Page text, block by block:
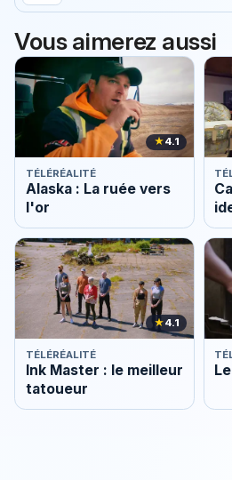
Vous aimerez aussi
★4.1
TÉLÉRÉALITÉ
Alaska : La ruée vers
l'or
★4.1
TÉLÉRÉALITÉ
Ink Master : le meilleur
tatoueur